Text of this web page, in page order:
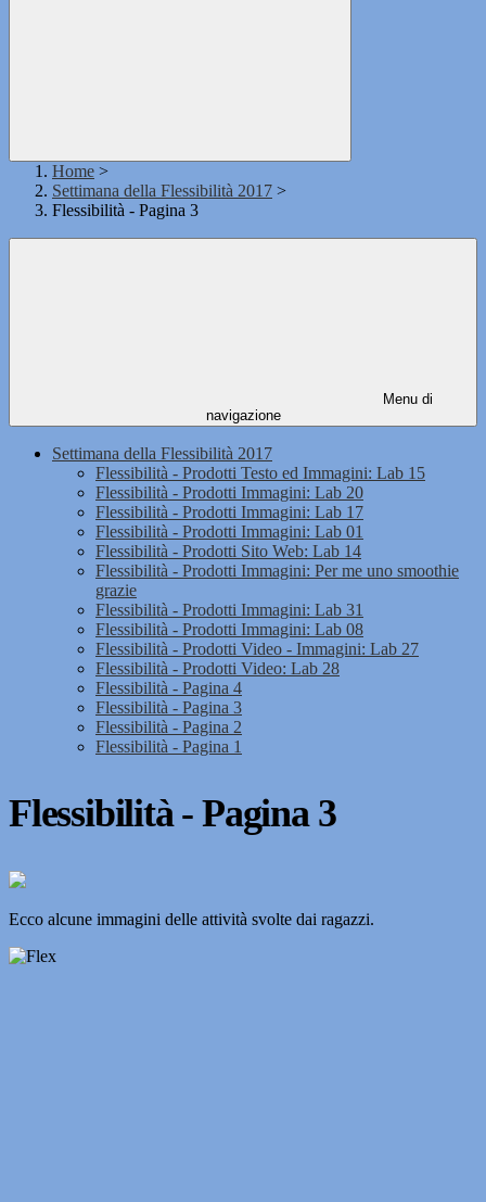
Home >
Settimana della Flessibilità 2017 >
Flessibilità - Pagina 3
Menu di
navigazione
Settimana della Flessibilità 2017
Flessibilità - Prodotti Testo ed Immagini: Lab 15
Flessibilità - Prodotti Immagini: Lab 20
Flessibilità - Prodotti Immagini: Lab 17
Flessibilità - Prodotti Immagini: Lab 01
Flessibilità - Prodotti Sito Web: Lab 14
Flessibilità - Prodotti Immagini: Per me uno smoothie
grazie
Flessibilità - Prodotti Immagini: Lab 31
Flessibilità - Prodotti Immagini: Lab 08
Flessibilità - Prodotti Video - Immagini: Lab 27
Flessibilità - Prodotti Video: Lab 28
Flessibilità - Pagina 4
Flessibilità - Pagina 3
Flessibilità - Pagina 2
Flessibilità - Pagina 1
Flessibilità - Pagina 3
Ecco alcune immagini delle attività svolte dai ragazzi.